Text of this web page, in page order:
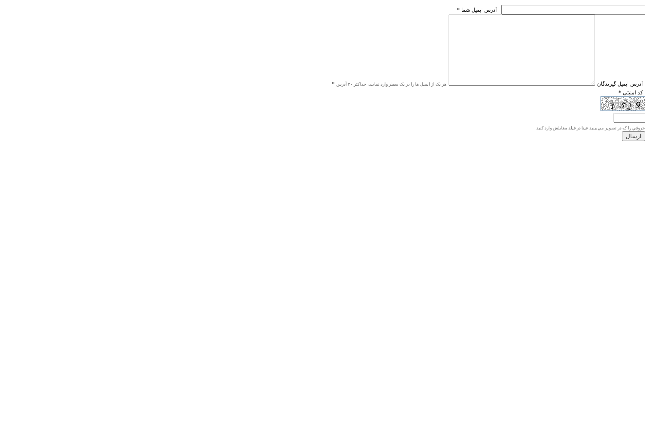
* آدرس ايميل شما
* آدرس ايميل گيرندگان هر یک از ایمیل ها را در یک سطر وارد نمایید، حداکثر ۲۰ آدرس
* کد امنیتی
حروفي را كه در تصوير مي‌بينيد عينا در فيلد مقابلش وارد كنيد